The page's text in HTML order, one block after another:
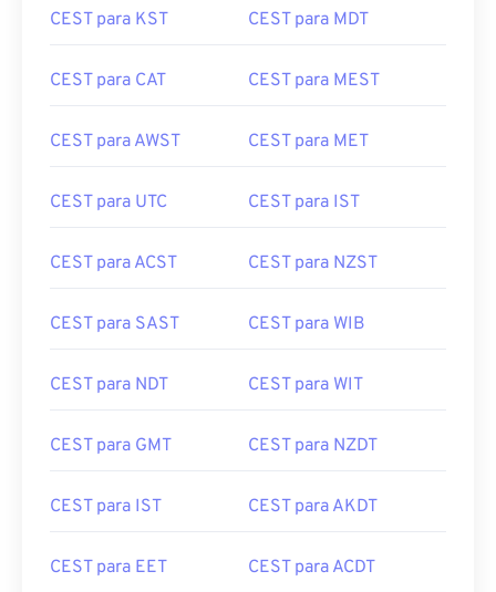
CEST para KST CEST para MDT
CEST para CAT CEST para MEST
CEST para AWST CEST para MET
CEST para UTC CEST para IST
CEST para ACST CEST para NZST
CEST para SAST CEST para WIB
CEST para NDT CEST para WIT
CEST para GMT CEST para NZDT
CEST para IST CEST para AKDT
CEST para EET CEST para ACDT